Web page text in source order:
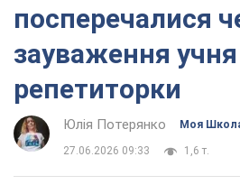
посперечалися
зауваження
репетиторки
Юлія Потерянко Моя
27.06.2026 09:33 1,6 т.